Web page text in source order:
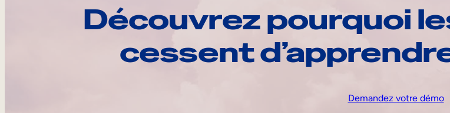
Découvrez pourquoi
cessent
Demandez votre démo